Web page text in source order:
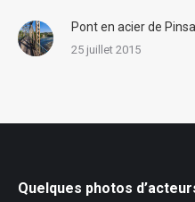
Pont en acier de
25 juillet 2015
Quelques photos